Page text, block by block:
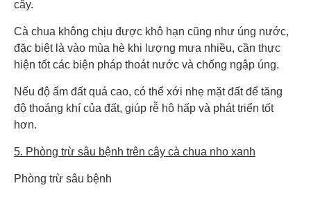
cây.
Cà chua không chịu được khô hạn cũng như úng nước,
đặc biệt là vào mùa hè khi lượng mưa nhiều, cần thực
hiện tốt các biện pháp thoát nước và chống ngập úng.
Nếu độ ẩm đất quá cao, có thể xới nhẹ mặt đất để tăng
độ thoáng khí của đất, giúp rễ hô hấp và phát triển tốt
hơn.
5. Phòng trừ sâu bệnh trên cây cà chua nho xanh
Phòng trừ sâu bệnh